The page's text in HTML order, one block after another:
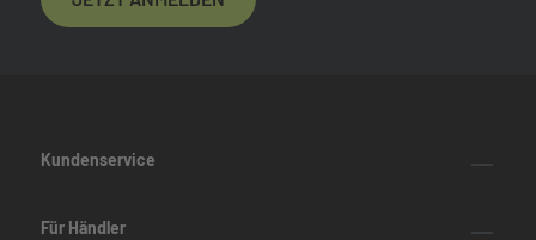
Kundenservice
Für Händler